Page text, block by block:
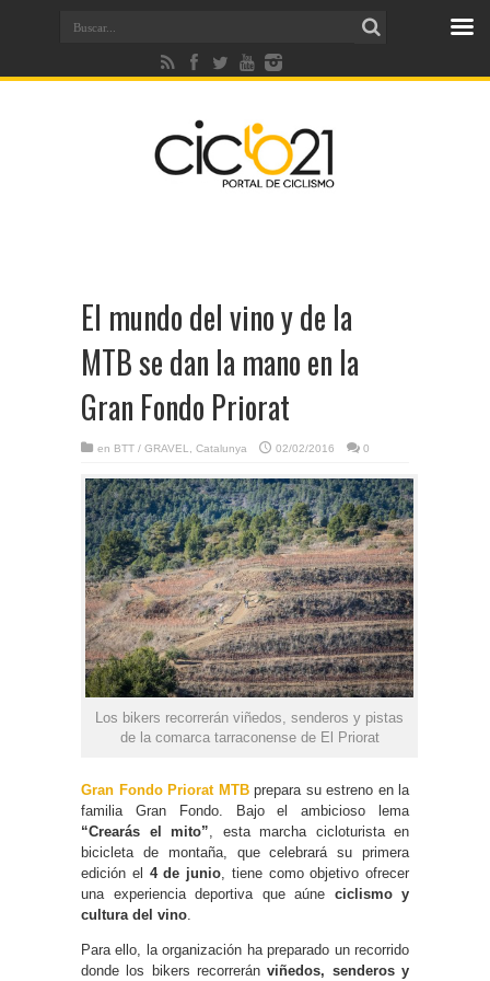
El mundo del vino y de la
MTB se dan la mano en la
Gran Fondo Priorat
en BTT / GRAVEL Catalunya 02/02/2016 0
Los bikers recorrerán viñedos, senderos y pistas
de la comarca tarraconense de El Priorat
Gran Fondo Priorat MTBprepara su estreno en la
familia Gran Fondo. Bajo el ambicioso lema
“Crearás el mito” , esta marcha cicloturista en
bicicleta de montaña, que celebrará su primera
edición el 4 de junio , tiene como objetivo ofrecer
una experiencia deportiva que aúne ciclismo y
cultura del vino
Para ello, la organización ha preparado un recorrido
donde los bikers recorreránviñedos, senderos y